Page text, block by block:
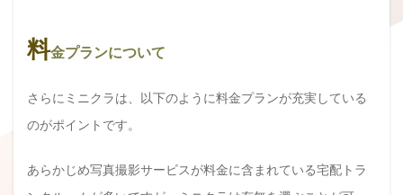
料金プランについて
さらにミニクラは、以下のように料金プランが充実している
のがポイントです。
あらかじめ写真撮影サービスが料金に含まれている宅配トラ